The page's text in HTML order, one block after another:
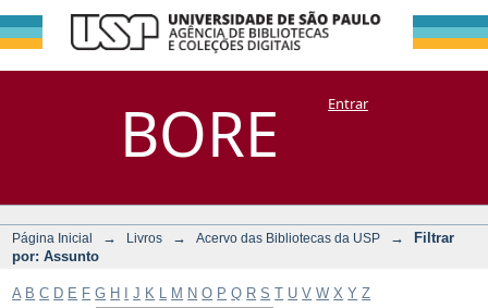
BORE
Filtrar por:
Assunto
DSpace/Manakin + CoriscoEntrar
Página Inicial → Livros → Acervo das Bibliotecas da USP →
Filtrar
por: Assunto
A B C D E F G H J K M N O P Q R S T U V W X Y Z